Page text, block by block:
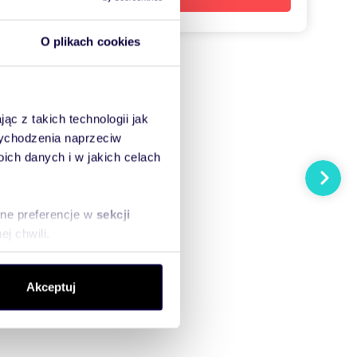
O plikach cookies
z takich technologii jak
naprzeciw
danych i w jakich celach
preferencje w sekcji
chwili.
społecznościowym,
od Ciebie lub
Akceptuj